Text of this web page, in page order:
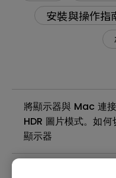
安裝與操作指
將顯示器與 Mac 連
HDR 圖片模式。如
顯示器